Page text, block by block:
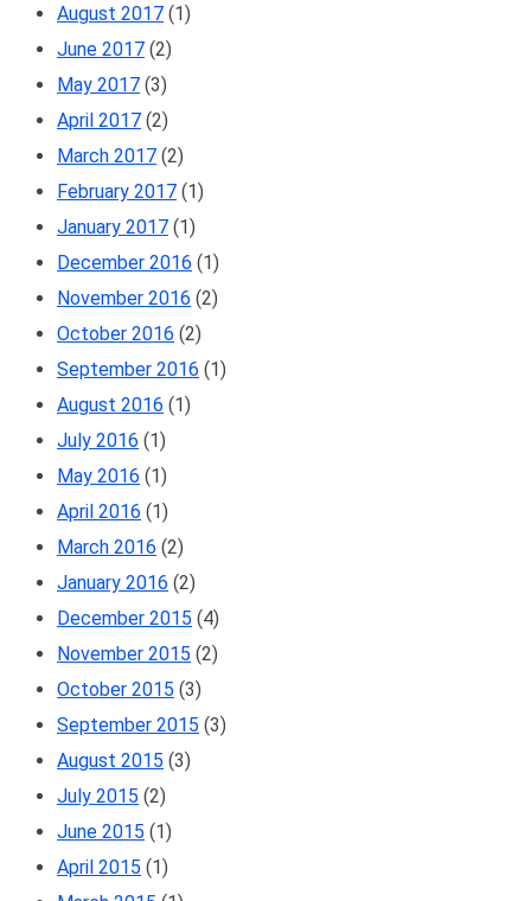
August 2017 (1)
June 2017 (2)
May 2017 (3)
April 2017 (2)
March 2017 (2)
February 2017 (1)
January 2017 (1)
December 2016 (1)
November 2016 (2)
October 2016 (2)
September 2016 (1)
August 2016 (1)
July 2016 (1)
May 2016 (1)
April 2016 (1)
March 2016 (2)
January 2016 (2)
December 2015 (4)
November 2015 (2)
October 2015 (3)
September 2015 (3)
August 2015 (3)
July 2015 (2)
June 2015 (1)
April 2015 (1)